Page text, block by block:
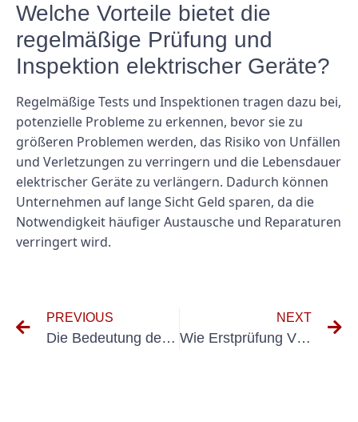
Welche Vorteile bietet die
regelmäßige Prüfung und
Inspektion elektrischer Geräte?
Regelmäßige Tests und Inspektionen tragen dazu bei,
potenzielle Probleme zu erkennen, bevor sie zu
größeren Problemen werden, das Risiko von Unfällen
und Verletzungen zu verringern und die Lebensdauer
elektrischer Geräte zu verlängern. Dadurch können
Unternehmen auf lange Sicht Geld sparen, da die
Notwendigkeit häufiger Austausche und Reparaturen
verringert wird.
PREVIOUS
Die Bedeutung der Einhaltung der VDE 0100 Teil 600 Prüffristen
NEXT
Wie Erstprüfung VDE helfen kann, Stromunfälle und Brände zu verhindern